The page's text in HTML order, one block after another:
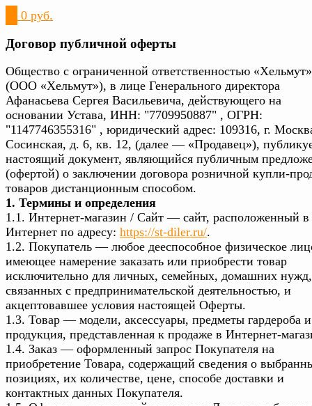
0 руб.
Договор публичной оферты
Общество с ограниченной ответственностью «Хельмут»
(ООО «Хельмут»), в лице Генерального директора
Афанасьева Сергея Васильевича, действующего на
основании Устава, ИНН: "7709950887" , ОГРН:
"1147746355316" , юридический адрес: 109316, г.
Сосинская, д. 6, кв. 12, (далее — «Продавец»),
настоящий документ, являющийся публичным
(офертой) о заключении договора розничной купли-
товаров дистанционным способом.
1. Термины и определения
1.1. Интернет-магазин / Сайт — сайт, расположенный в
Интернет по адресу: https://st-diler.ru/.
1.2. Покупатель — любое дееспособное физическое
имеющее намерение заказать или приобрести товар
исключительно для личных, семейных, домашних
связанных с предпринимательской деятельностью, и
акцептовавшее условия настоящей Оферты.
1.3. Товар — модели, аксессуары, предметы гардероба
продукция, представленная к продаже в Интернет-
1.4. Заказ — оформленный запрос Покупателя на
приобретение Товара, содержащий сведения о
позициях, их количестве, цене, способе доставки и
контактных данных Покупателя.